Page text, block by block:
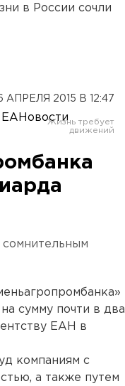
в России сочли
АПРЕЛЯ 2015 В 12:47
ЕАНовости
сумму почти в два
ЕАН в
компаниям с
а также путем